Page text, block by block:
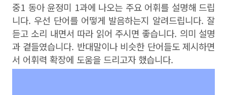
중1 동아 윤정미 1과에 나오는 주요 어휘를 설명해 드립
니다. 우선 단어를 어떻게 발음하는지 알려드립니다. 잘
듣고 소리 내면서 따라 읽어 주시면 좋습니다. 의미 설명
과 곁들였습니다. 반대말이나 비슷한 단어들도 제시하면
서 어휘력 확장에 도움을 드리고자 했습니다.